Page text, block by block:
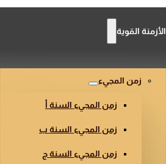
الأزمنة القوية
زمن المجيء
زمن المجيء السنة أ
زمن المجيء السنة ب
زمن المجيء السنة ج